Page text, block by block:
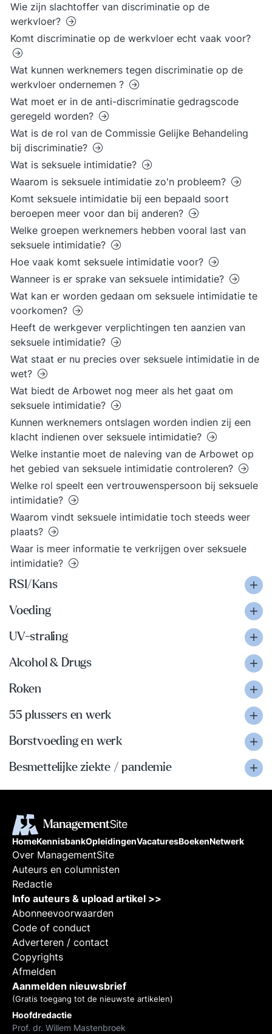
Wie zijn slachtoffer van discriminatie op de
werkvloer?
Komt discriminatie op de werkvloer echt vaak voor?
Wat kunnen werknemers tegen discriminatie op de
werkvloer ondernemen ?
Wat moet er in de anti-discriminatie gedragscode
geregeld worden?
Wat is de rol van de Commissie Gelijke Behandeling
bij discriminatie?
Wat is seksuele intimidatie?
Waarom is seksuele intimidatie zo'n probleem?
Komt seksuele intimidatie bij een bepaald soort
beroepen meer voor dan bij anderen?
Welke groepen werknemers hebben vooral last van
seksuele intimidatie?
Hoe vaak komt seksuele intimidatie voor?
Wanneer is er sprake van seksuele intimidatie?
Wat kan er worden gedaan om seksuele intimidatie te
voorkomen?
Heeft de werkgever verplichtingen ten aanzien van
seksuele intimidatie?
Wat staat er nu precies over seksuele intimidatie in de
wet?
Wat biedt de Arbowet nog meer als het gaat om
seksuele intimidatie?
Kunnen werknemers ontslagen worden indien zij een
klacht indienen over seksuele intimidatie?
Welke instantie moet de naleving van de Arbowet op
het gebied van seksuele intimidatie controleren?
Welke rol speelt een vertrouwenspersoon bij seksuele
intimidatie?
Waarom vindt seksuele intimidatie toch steeds weer
plaats?
Waar is meer informatie te verkrijgen over seksuele
intimidatie?
RSI/Kans
Voeding
UV-straling
Alcohol & Drugs
Roken
55 plussers en werk
Borstvoeding en werk
Besmettelijke ziekte / pandemie
HomeKennisbankOpleidingenVacaturesBoekenNetwerk
Over ManagementSite
Auteurs en columnisten
Redactie
Info auteurs & upload artikel >>
Abonneevoorwaarden
Code of conduct
Adverteren / contact
Copyrights
Afmelden
Aanmelden nieuwsbrief
(Gratis toegang tot de nieuwste artikelen)
Hoofdredactie
Prof. dr. Willem Mastenbroek